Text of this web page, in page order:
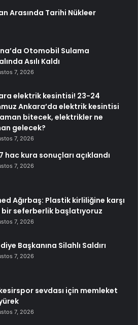
Arasında Tarihi Nükleer
Otomobil Sulama
Asılı Kaldı
7, 2026
elektrik kesintisi! 23-24
Ankara’da elektrik kesintisi
bitecek, elektrikler ne
gelecek?
7, 2026
hac kura sonuçları açıklandı
7, 2026
Ağırbaş: Plastik kirliliğine karşı
bir seferberlik başlatıyoruz
7, 2026
Başkanına Silahlı Saldırı
7, 2026
sevdası için memleket
7, 2026